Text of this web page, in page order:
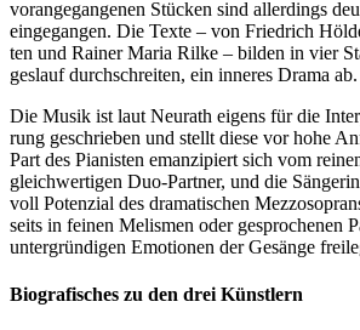
vor­an­ge­gan­ge­nen Stü­cken sind al­ler­dings
ein­ge­gan­gen. Die Tex­te – von Fried­rich
ten und Rai­ner Ma­ria Ril­ke – bil­den in vier
ges­lauf durch­schrei­ten, ein in­ne­res Dra­ma ab.
Die Mu­sik ist laut Neu­r­a­th ei­gens für die
rung ge­schrie­ben und stellt die­se vor hohe
Part des Pia­nis­ten eman­zi­piert sich vom
gleich­wer­ti­gen Duo-Part­ner, und die
voll Po­ten­zi­al des dra­ma­ti­schen
seits in fei­nen Me­lis­men oder ge­spro­che­nen
un­ter­grün­di­gen Emo­tio­nen der Ge­sän­ge
Biografisches zu den drei Künstlern